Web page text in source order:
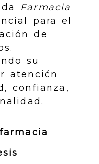
Farmacia
para el
de
su
atención
confianza,